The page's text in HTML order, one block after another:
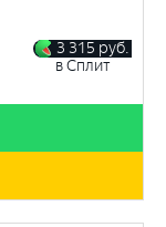
3 315 руб.
в Сплит